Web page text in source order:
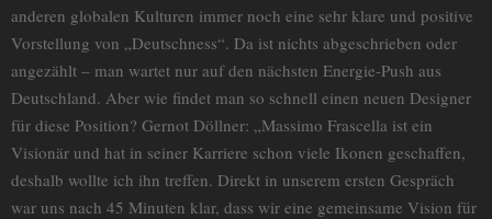
anderen globalen Kulturen immer noch eine sehr klare und positive
Vorstellung von „Deutschness“. Da ist nichts abgeschrieben oder
angezählt – man wartet nur auf den nächsten Energie-Push aus
Deutschland. Aber wie findet man so schnell einen neuen Designer
für diese Position? Gernot Döllner: „Massimo Frascella ist ein
Visionär und hat in seiner Karriere schon viele Ikonen geschaffen,
deshalb wollte ich ihn treffen. Direkt in unserem ersten Gespräch
war uns nach 45 Minuten klar, dass wir eine gemeinsame Vision für